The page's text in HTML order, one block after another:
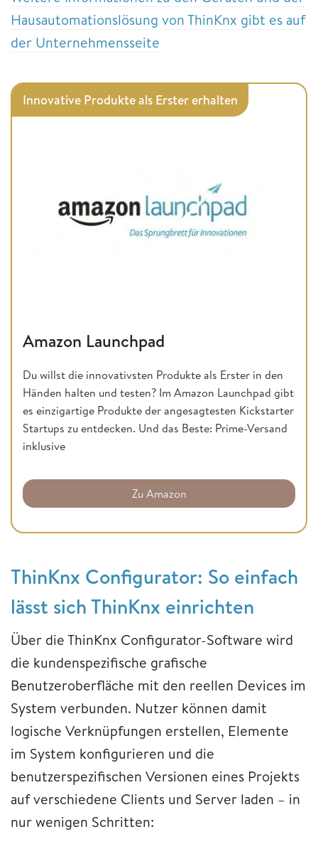
Hausautomationslösung von ThinKnx gibt es auf
der Unternehmensseite
Innovative Produkte als Erster erhalten
Amazon Launchpad
Du willst die innovativsten Produkte als Erster in den
Händen halten und testen? Im Amazon Launchpad gibt
es einzigartige Produkte der angesagtesten Kickstarter
Startups zu entdecken. Und das Beste: Prime-Versand
inklusive
Zu Amazon
ThinKnx Configurator: So einfach
lässt sich ThinKnx einrichten
Über die ThinKnx Configurator-Software wird
die kundenspezifische grafische
Benutzeroberfläche mit den reellen Devices im
System verbunden. Nutzer können damit
logische Verknüpfungen erstellen, Elemente
im System konfigurieren und die
benutzerspezifischen Versionen eines Projekts
auf verschiedene Clients und Server laden – in
nur wenigen Schritten: